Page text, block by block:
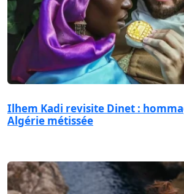
Ilhem Kadi revisite Dinet :
Algérie métissée